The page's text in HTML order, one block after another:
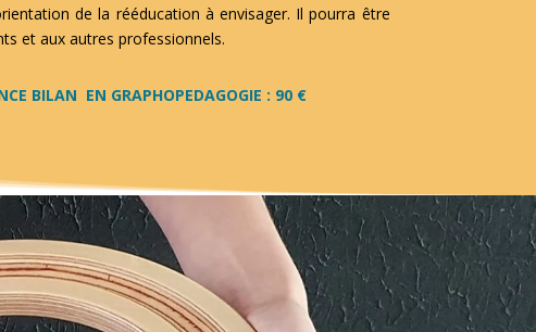
de la rééducation à envisager. Il pourra être
et aux autres professionnels.
BILAN EN GRAPHOPEDAGOGIE : 90 €